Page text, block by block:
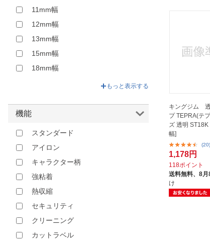
キングジム
プ TEPRA(テ
ズ 透明
幅]
(20)
1,178円
118ポイント
送料無料、 8月
け
11mm幅
12mm幅
13mm幅
15mm幅
18mm幅
もっと表示する
機能
スタンダード
アイロン
キャラクター柄
強粘着
熱収縮
セキュリティ
クリーニング
カットラベル